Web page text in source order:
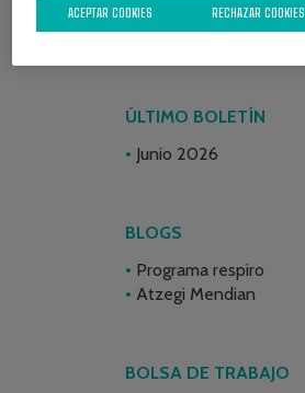
ÚLTIMO BOLETÍN
Junio 2026
BLOGS
Programa respiro
Atzegi Mendian
BOLSA DE TRABAJO
RECHAZAR COOKIES
ACEPTAR COOKIES